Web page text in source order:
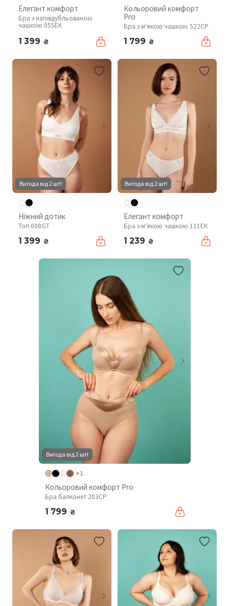
Елегант комфорт
Бра з напівдубльованою
чашкою 055EK
1 399 ₴
Кольоровий комфорт
Pro
Бра з м'якою чашкою 522CP
1 799 ₴
Вигода від 2 шт!
Ніжний дотик
Топ 008GT
1 399 ₴
Вигода від 2 шт!
Елегант комфорт
Бра з м'якою чашкою 111EK
1 239 ₴
Вигода від 2 шт!
+1
Кольоровий комфорт Pro
Бра балконет 203CP
1 799 ₴